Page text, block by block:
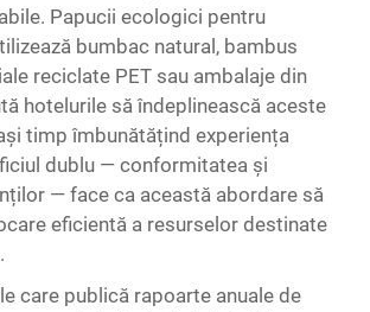
Papucii ecologici pentru
bumbac natural, bambus
reciclate PET sau ambalaje din
hotelurile să îndeplinească aceste
timp îmbunătățind experiența
dublu — conformitatea și
— face ca această abordare să
eficientă a resurselor destinate
care publică rapoarte anuale de